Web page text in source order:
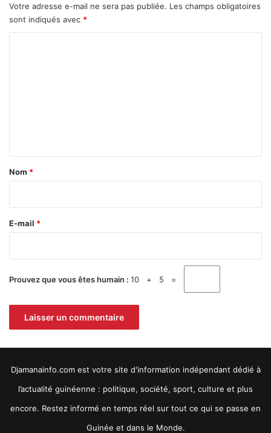
Votre adresse e-mail ne sera pas publiée. Les champs obligatoires
sont indiqués avec *
a
e
Nom *
E-mail *
Prouvez que vous êtes humain : 10 + 5 =
Djamanainfo.com est votre site d'information indépendant dédié à
l’actualité guinéenne : politique, société, sport, culture et plus
encore. Restez informé en temps réel sur tout ce qui se passe en
Guinée et dans le Monde.